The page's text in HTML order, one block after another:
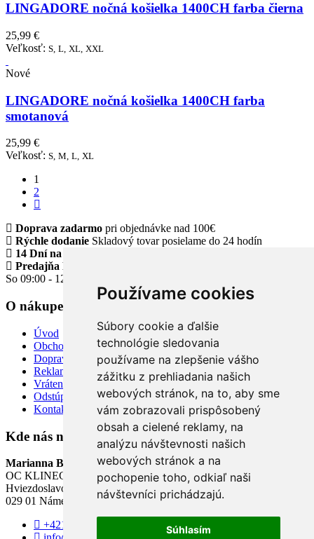
Používame cookies
Súbory cookie a ďalšie
technológie sledovania
používame na zlepšenie vášho
zážitku z prehliadania našich
webových stránok, na to, aby sme
vám zobrazovali prispôsobený
obsah a cielené reklamy, na
analýzu návštevnosti našich
webových stránok a na
pochopenie toho, odkiaľ naši
návštevníci prichádzajú.
Súhlasím
LINGADORE nočná košielka 1400CH farba čierna
25,99 €
Veľkosť: S, L, XL, XXL
Nové
LINGADORE nočná košielka 1400CH farba
smotanová
25,99 €
Veľkosť: S, M, L, XL
1
2
Doprava zadarmo pri objednávke nad 100€
Rýchle dodanie Skladový tovar posielame do 24 hodín
14 Dní na vrátenie tovaru
Predajňa Klinec Námestovo
So 09:00 - 12:00
O nákupe
Úvod
Obchodné a reklamačné podmienky
Doprava a platba
Reklamácia tovaru
Vrátenie tovaru
Odstúpiť od zmluvy TU
Kontakt
Kde nás nájdete
Marianna Boutique
OC KLINEC - 3. poschodie
Hviezdoslavovo Námestie
029 01 Námestovo
+421 904 840 055